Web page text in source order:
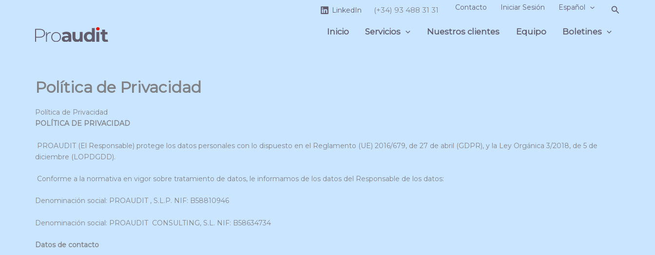
LinkedIn (+34) 93 488 31 31 Contacto Iniciar Sesión Español Buscar
Inicio Servicios Nuestros clientes Equipo Boletines
Política de Privacidad
Política de Privacidad
POLÍTICA DE PRIVACIDAD
PROAUDIT (El Responsable) protege los datos personales con lo dispuesto en el Reglamento (UE) 2016/679, de 27 de abril (GDPR), y la Ley Orgánica 3/2018, de 5 de
diciembre (LOPDGDD).
Conforme a la normativa en vigor sobre tratamiento de datos, le informamos de los datos del Responsable de los datos:
Denominación social: PROAUDIT , S.L.P. NIF: B58810946
Denominación social: PROAUDIT CONSULTING, S.L. NIF: B58634734
Datos de contacto